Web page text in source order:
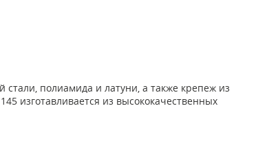
полиамида и латуни, а также крепеж из
изготавливается из высококачественных